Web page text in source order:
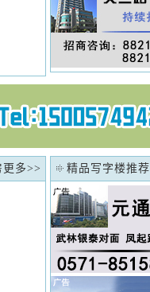
更多>> 精品写字楼推荐